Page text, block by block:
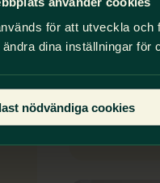
för att utveckla och
dina inställningar för
nödvändiga cookies